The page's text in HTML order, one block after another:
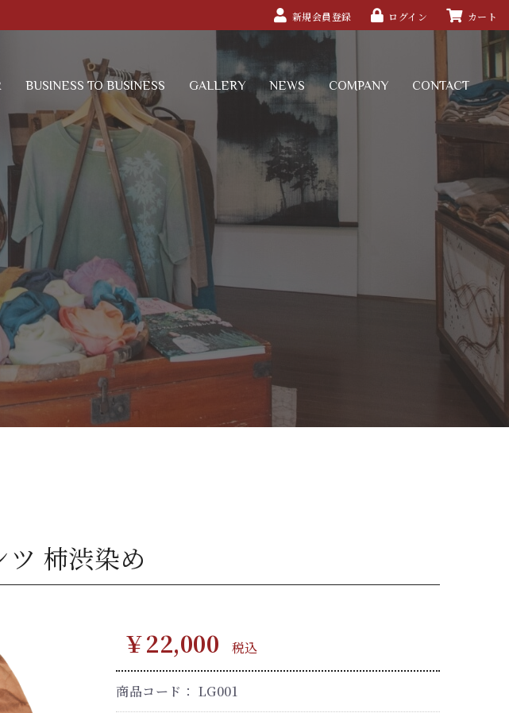
新規会員登録 ログイン カート
BUSINESS TO BUSINESS GALLERY NEWS COMPANY CONTACT
柿渋染め
￥22,000 税込
商品コード： LG001